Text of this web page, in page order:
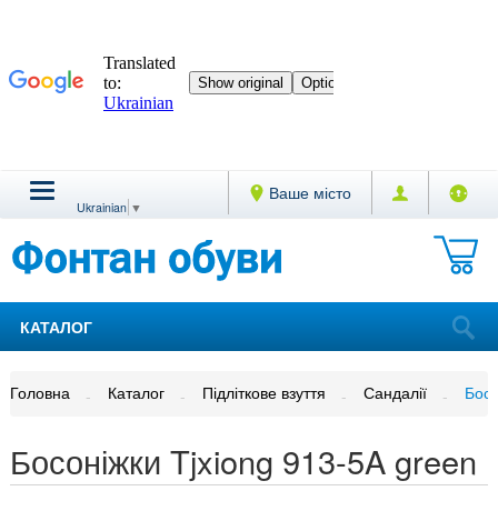
Ваше місто
Ukrainian ▼
КАТАЛОГ
Головна Каталог Підліткове взуття Сандалії
Босоніжки Tjxiong 913-5A green